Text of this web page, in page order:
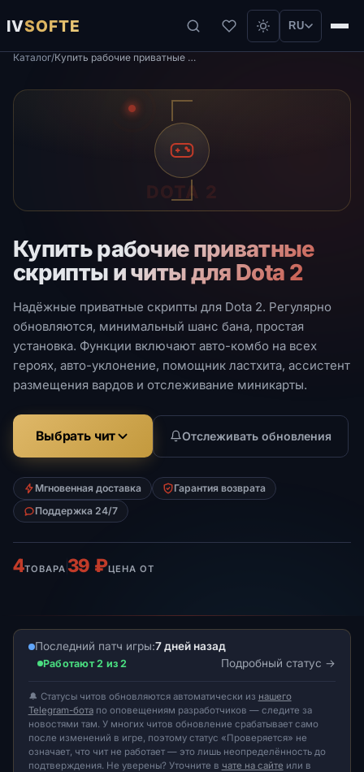
IVSOFTE RU
Каталог/ Купить рабочие приватные скрипты и читы для Dota 2
Купить рабочие приватные
скрипты и читы для Dota 2
Надёжные приватные скрипты для Dota 2. Регулярно
обновляются, минимальный шанс бана, простая
установка. Функции включают авто-комбо на всех
героях, авто-уклонение, помощник ластхита, ассистент
размещения вардов и отслеживание миникарты.
Выбрать чит Отслеживать обновления
Мгновенная доставка
Гарантия возврата
Поддержка 24/7
4ТОВАРА39 ₽ЦЕНА ОТ
DOTA 2
Последний патч игры:7 дней назад
Работают 2 из 2 Подробный статус
🔔 Статусы читов обновляются автоматически из нашего
Telegram-ботапо оповещениям разработчиков — следите за
новостями там. У многих читов обновление срабатывает само
после изменений в игре, поэтому статус «Проверяется» не
означает, что чит не работает — это лишь неопределённость до
подтверждения. Не уверены? Уточните в чате на сайте или в